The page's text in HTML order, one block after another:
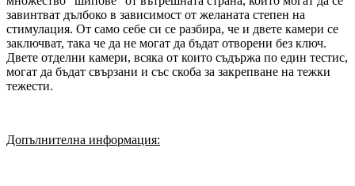
завинтват дълбоко в зависимост от желаната степен на
стимулация. От само себе си се разбира, че и двете камери се
заключват, така че да не могат да бъдат отворени без ключ.
Двете отделни камери, всяка от които съдържа по един тестис,
могат да бъдат свързани и със скоба за закрепване на тежки
тежести.
Допълнителна информация: